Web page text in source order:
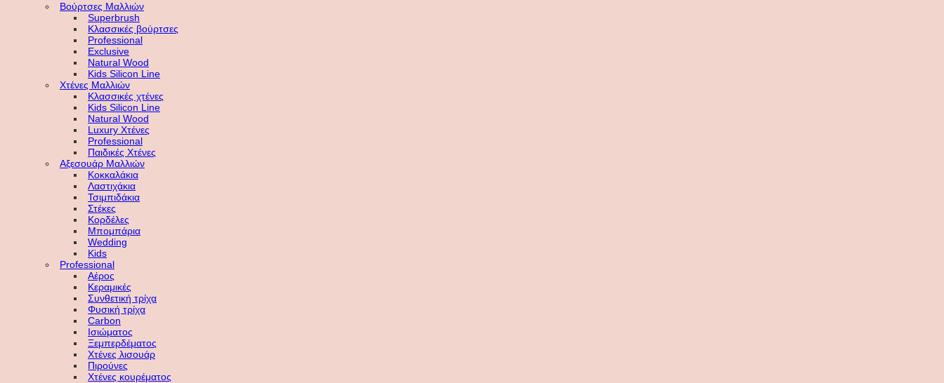
Βούρτσες Μαλλιών
Superbrush
Κλασσικές βούρτσες
Professional
Exclusive
Natural Wood
Kids Silicon Line
Χτένες Μαλλιών
Κλασσικές χτένες
Kids Silicon Line
Natural Wood
Luxury Χτένες
Professional
Παιδικές Χτένες
Αξεσουάρ Μαλλιών
Κοκκαλάκια
Λαστιχάκια
Τσιμπιδάκια
Στέκες
Κορδέλες
Μπομπάρια
Wedding
Kids
Professional
Αέρος
Κεραμικές
Συνθετική τρίχα
Φυσική τρίχα
Carbon
Ισιώματος
Ξεμπερδέματος
Χτένες λισουάρ
Πιρούνες
Χτένες κουρέματος